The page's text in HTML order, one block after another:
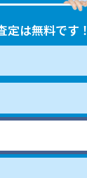
定は無料です！